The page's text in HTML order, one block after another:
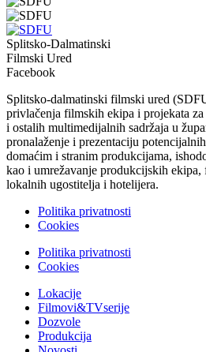
Splitsko-Dalmatinski
Filmski Ured
Facebook
Splitsko-dalmatinski filmski ured
privlačenja filmskih ekipa i projekata
i ostalih multimedijalnih sadržaja u
pronalaženje i prezentaciju
domaćim i stranim produkcijama,
kao i umrežavanje produkcijskih
lokalnih ugostitelja i hotelijera.
Politika privatnosti
Cookies
Politika privatnosti
Cookies
Lokacije
Filmovi&TVserije
Dozvole
Produkcija